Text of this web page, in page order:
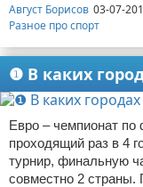
Август Борисов 03-07-
Разное про спорт
❶ В каких
Евро – чемпионат по
проходящий раз в 4
турнир, финальную
совместно 2